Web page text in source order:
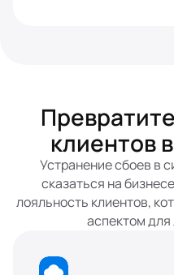
клиентов
Устранение сбоев в
сказаться на
лояльность клиентов,
аспектом